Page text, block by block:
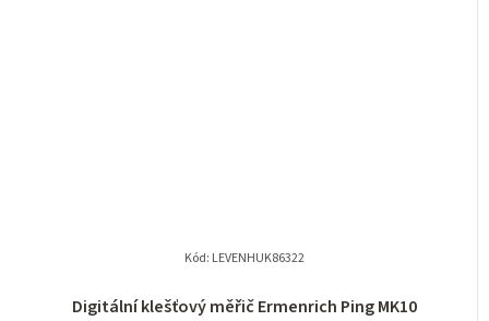
Digitální klešťový měřič Ermenrich Ping MK10
Kód: LEVENHUK86322